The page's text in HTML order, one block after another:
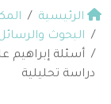
الرئيسية
البحوث
أسئلة إبراهيم
دراسة تحليلية